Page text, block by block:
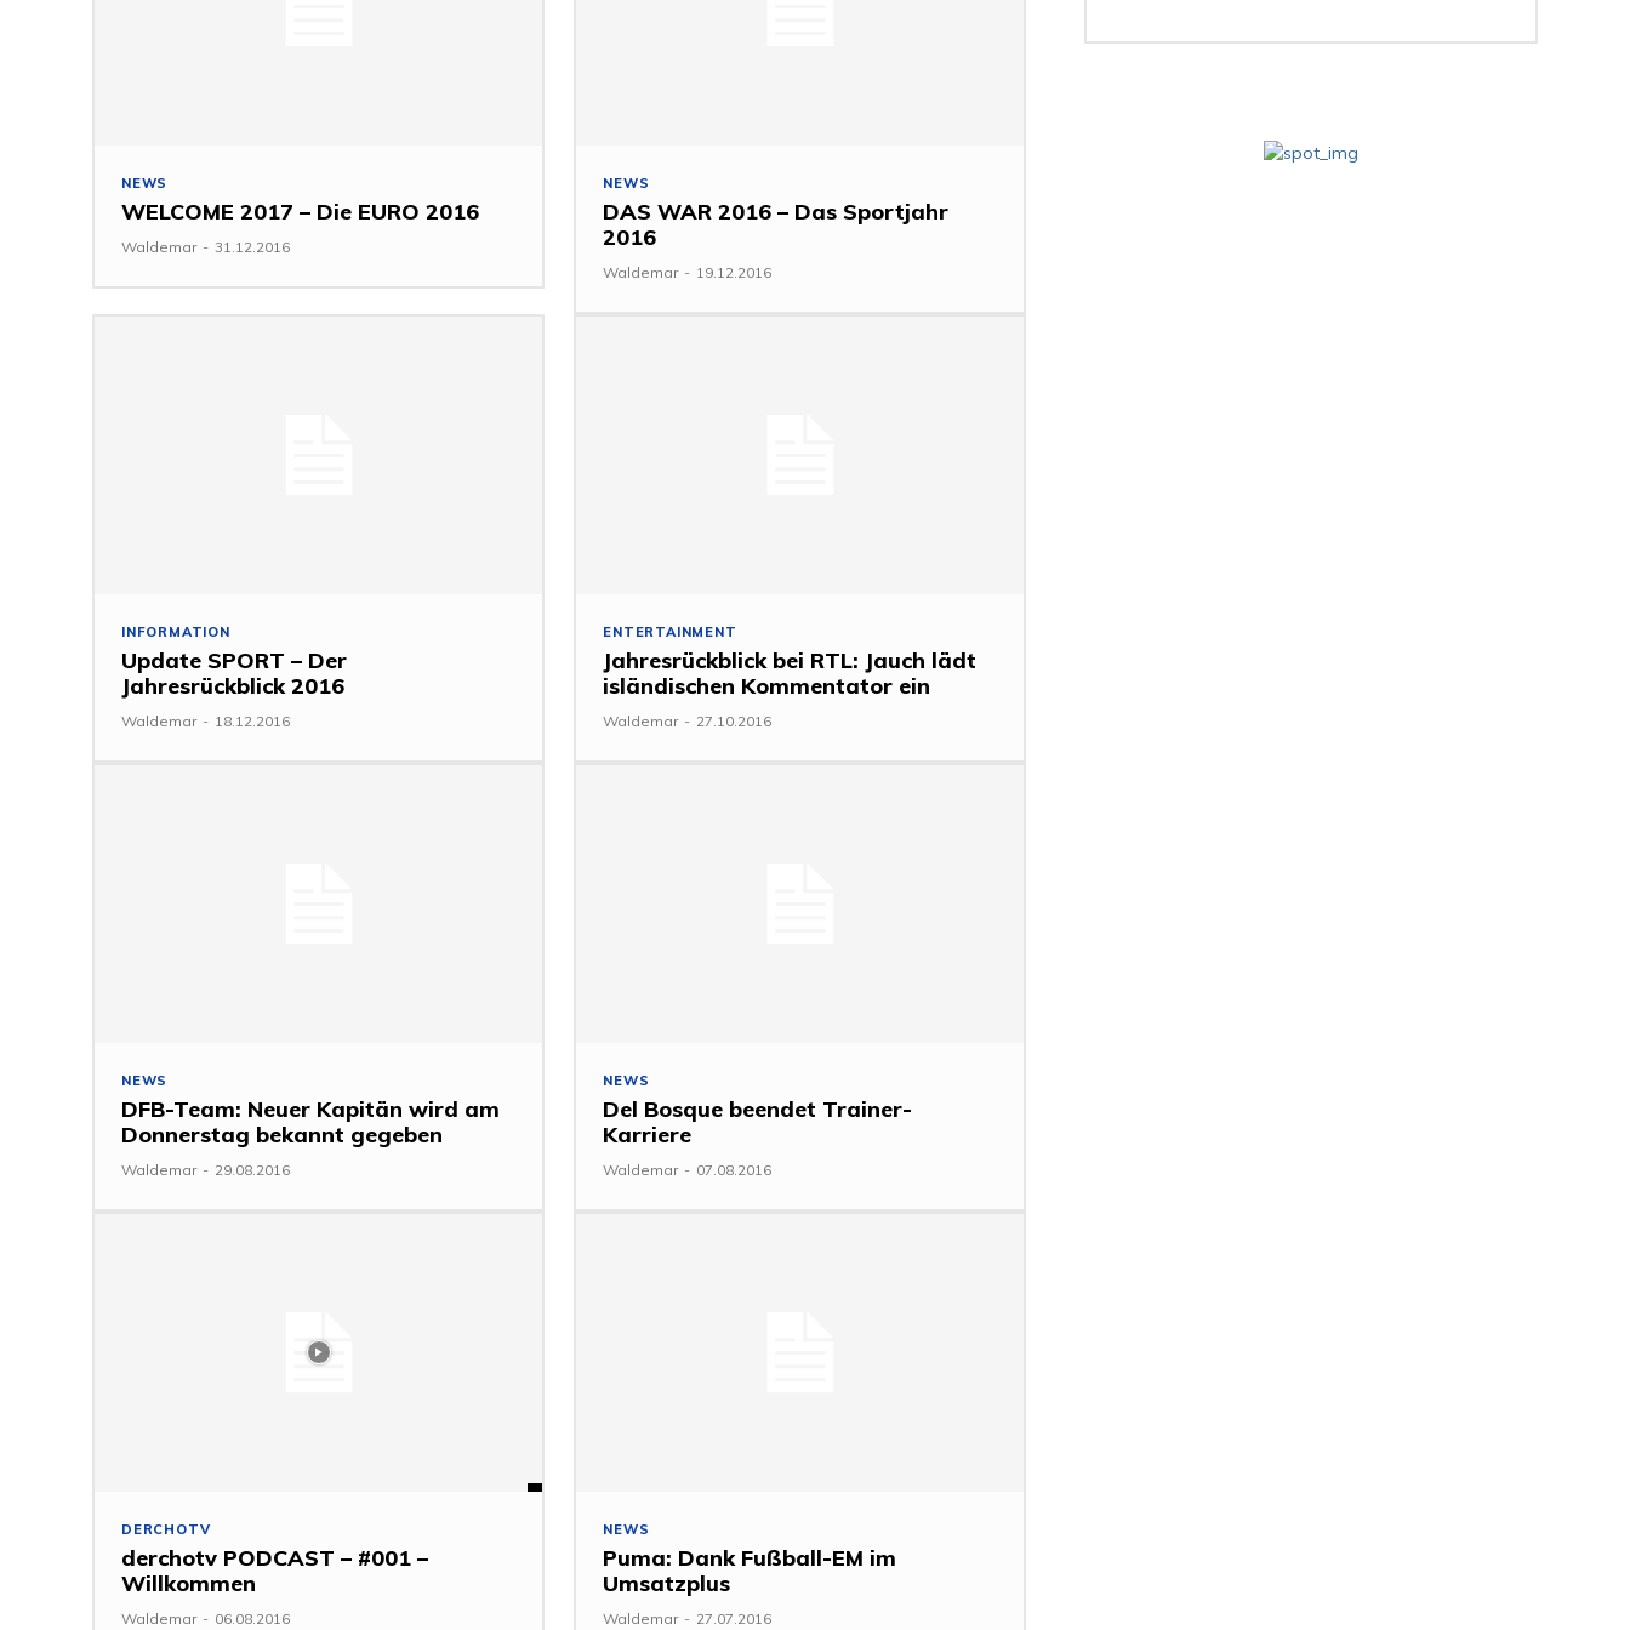
NEWS
WELCOME 2017 – Die EURO 2016
Waldemar - 31.12.2016
NEWS
DAS WAR 2016 – Das Sportjahr
2016
Waldemar - 19.12.2016
INFORMATION
Update SPORT – Der
Jahresrückblick 2016
Waldemar - 18.12.2016
ENTERTAINMENT
Jahresrückblick bei RTL: Jauch lädt
isländischen Kommentator ein
Waldemar - 27.10.2016
NEWS
DFB-Team: Neuer Kapitän wird am
Donnerstag bekannt gegeben
Waldemar - 29.08.2016
NEWS
Del Bosque beendet Trainer-
Karriere
Waldemar - 07.08.2016
DERCHOTV
derchotv PODCAST – #001 –
Willkommen
Waldemar - 06.08.2016
NEWS
Puma: Dank Fußball-EM im
Umsatzplus
Waldemar - 27.07.2016